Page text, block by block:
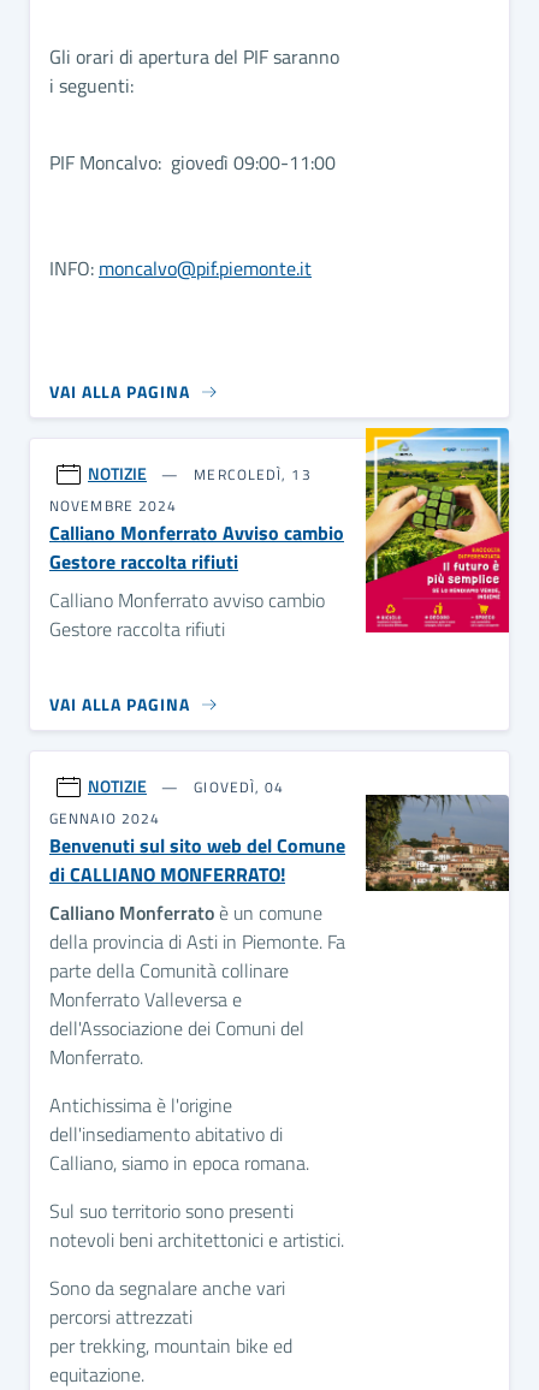
Gli orari di apertura del PIF saranno
i seguenti:
PIF Moncalvo: giovedì 09:00-11:00
INFO: moncalvo@pif.piemonte.it
VAI ALLA PAGINA
NOTIZIE
MERCOLEDÌ, 13
NOVEMBRE 2024
Calliano Monferrato Avviso cambio
Gestore raccolta rifiuti
Calliano Monferrato avviso cambio
Gestore raccolta rifiuti
VAI ALLA PAGINA
NOTIZIE
GIOVEDÌ, 04
GENNAIO 2024
Benvenuti sul sito web del Comune
di CALLIANO MONFERRATO!
Calliano Monferratoè un comune
della provincia di Asti in Piemonte. Fa
parte della Comunità collinare
Monferrato Valleversa e
dell'Associazione dei Comuni del
Monferrato.
Antichissima è l'origine
dell'insediamento abitativo di
Calliano, siamo in epoca romana.
Sul suo territorio sono presenti
notevoli beni architettonici e artistici.
Sono da segnalare anche vari
percorsi attrezzati
per trekking, mountain bike ed
equitazione.